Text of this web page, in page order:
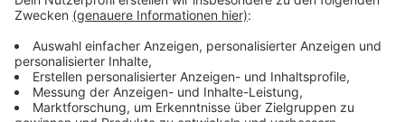
bleiben!
Verpass' nichts mehr - mit unserem kostenlosen
ANTENNE BAYERN Newsletter. Ob Nachrichten,
Lifestyle oder unsere neuesten Aktionen - wir
informieren dich.